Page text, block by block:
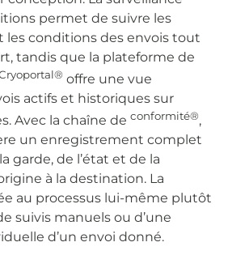
permet de suivre les
conditions des envois tout
tandis que la plateforme de
offre une vue
actifs et historiques sur
Avec la chaîne de conformité®,
un enregistrement complet
garde, de l’état et de la
à la destination. La
au processus lui-même plutôt
suivis manuels ou d’une
d’un envoi donné.